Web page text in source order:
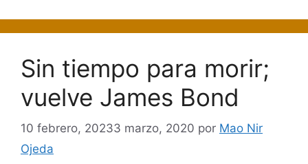
Sin tiempo para morir;
vuelve James Bond
10 febrero, 20233 marzo, 2020 por Mao Nir
Ojeda